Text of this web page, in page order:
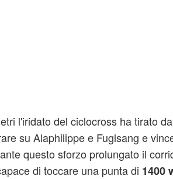
l'iridato del ciclocross ha tirato
su Alaphilippe e Fuglsang e
questo sforzo prolungato il
di toccare una punta di 1400